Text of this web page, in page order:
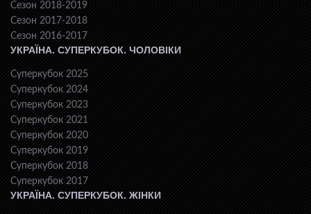
Сезон 2018-2019
Сезон 2017-2018
Сезон 2016-2017
УКРАЇНА. СУПЕРКУБОК. ЧОЛОВІКИ
Суперкубок 2025
Суперкубок 2024
Суперкубок 2023
Суперкубок 2021
Суперкубок 2020
Суперкубок 2019
Суперкубок 2018
Суперкубок 2017
УКРАЇНА. СУПЕРКУБОК. ЖІНКИ